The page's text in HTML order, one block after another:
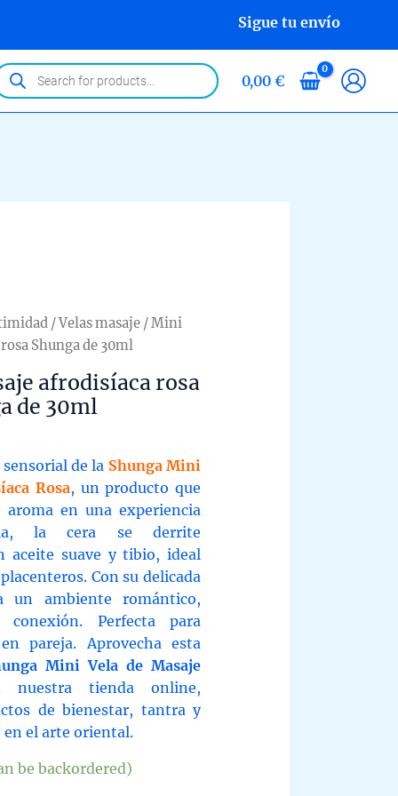
Sigue tu envío
0,00 €
/Velas masaje / Mini
Shunga de 30ml
afrodisíaca rosa
de 30ml
de la Shunga Mini
Rosa, un producto que
aroma en una experiencia
la cera se derrite
aceite suave y tibio, ideal
Con su delicada
un ambiente romántico,
Perfecta para
pareja. Aprovecha esta
Mini Vela de Masaje
nuestra tienda online,
de bienestar, tantra y
el arte oriental.
be backordered)